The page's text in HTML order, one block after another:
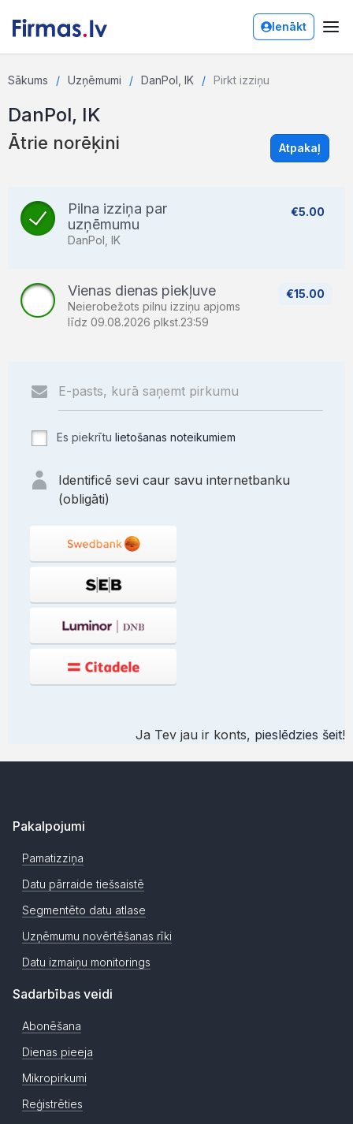
Ienākt
Sākums Uzņēmumi DanPol, IK Pirkt izziņu
DanPol, IK
Ātrie norēķini Atpakaļ
€5.00
Pilna izziņa par
uzņēmumu
DanPol, IK
€15.00
Vienas dienas piekļuve
Neierobežots pilnu izziņu apjoms
līdz 09.08.2026 plkst.23:59
Es piekrītu lietošanas noteikumiem
Identificē sevi caur savu internetbanku
(obligāti)
Ja Tev jau ir konts, pieslēdzies šeit!
Pakalpojumi
Pamatizziņa
Datu pārraide tiešsaistē
Segmentēto datu atlase
Uzņēmumu novērtēšanas rīki
Datu izmaiņu monitorings
Sadarbības veidi
Abonēšana
Dienas pieeja
Mikropirkumi
Reģistrēties